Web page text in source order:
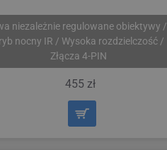
niezależnie regulowane obiektywy /
nocny IR / Wysoka rozdzielczość /
Złącza 4-PIN
455 zł